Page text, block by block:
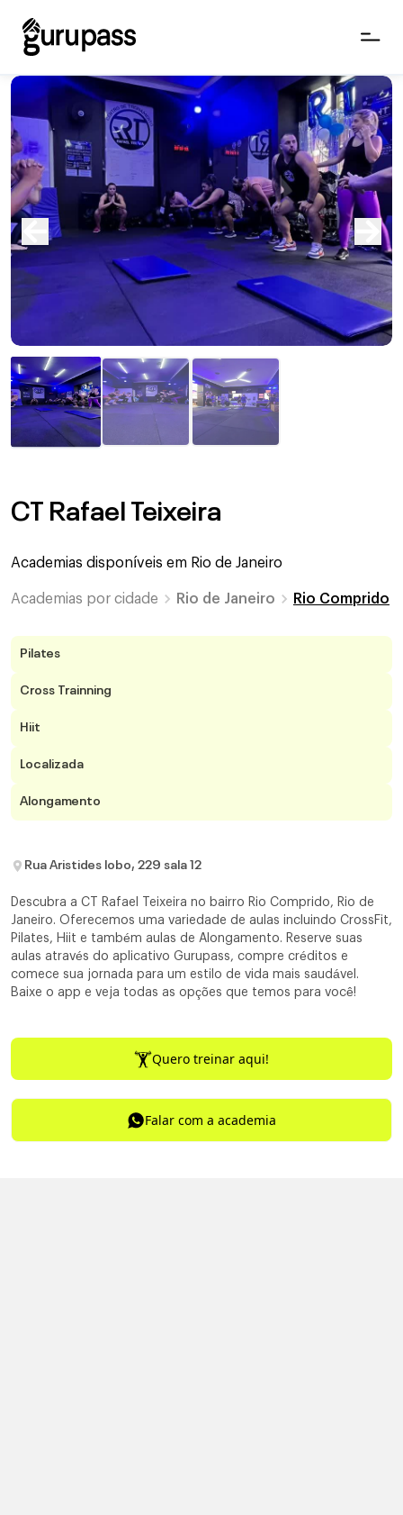
CT Rafael Teixeira
Academias disponíveis em Rio de Janeiro
Academias por cidade Rio de Janeiro Rio Comprido
Pilates
Cross Trainning
Hiit
Localizada
Alongamento
Rua Aristides lobo, 229 sala 12
Descubra a CT Rafael Teixeira no bairro Rio Comprido, Rio de
Janeiro. Oferecemos uma variedade de aulas incluindo CrossFit,
Pilates, Hiit e também aulas de Alongamento. Reserve suas
aulas através do aplicativo Gurupass, compre créditos e
comece sua jornada para um estilo de vida mais saudável.
Baixe o app e veja todas as opções que temos para você!
Quero treinar aqui!
Falar com a academia